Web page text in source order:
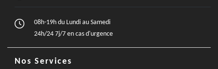
08h-19h du Lundi au Samedi
24h/24 7j/7 en cas d'urgence
Nos Services